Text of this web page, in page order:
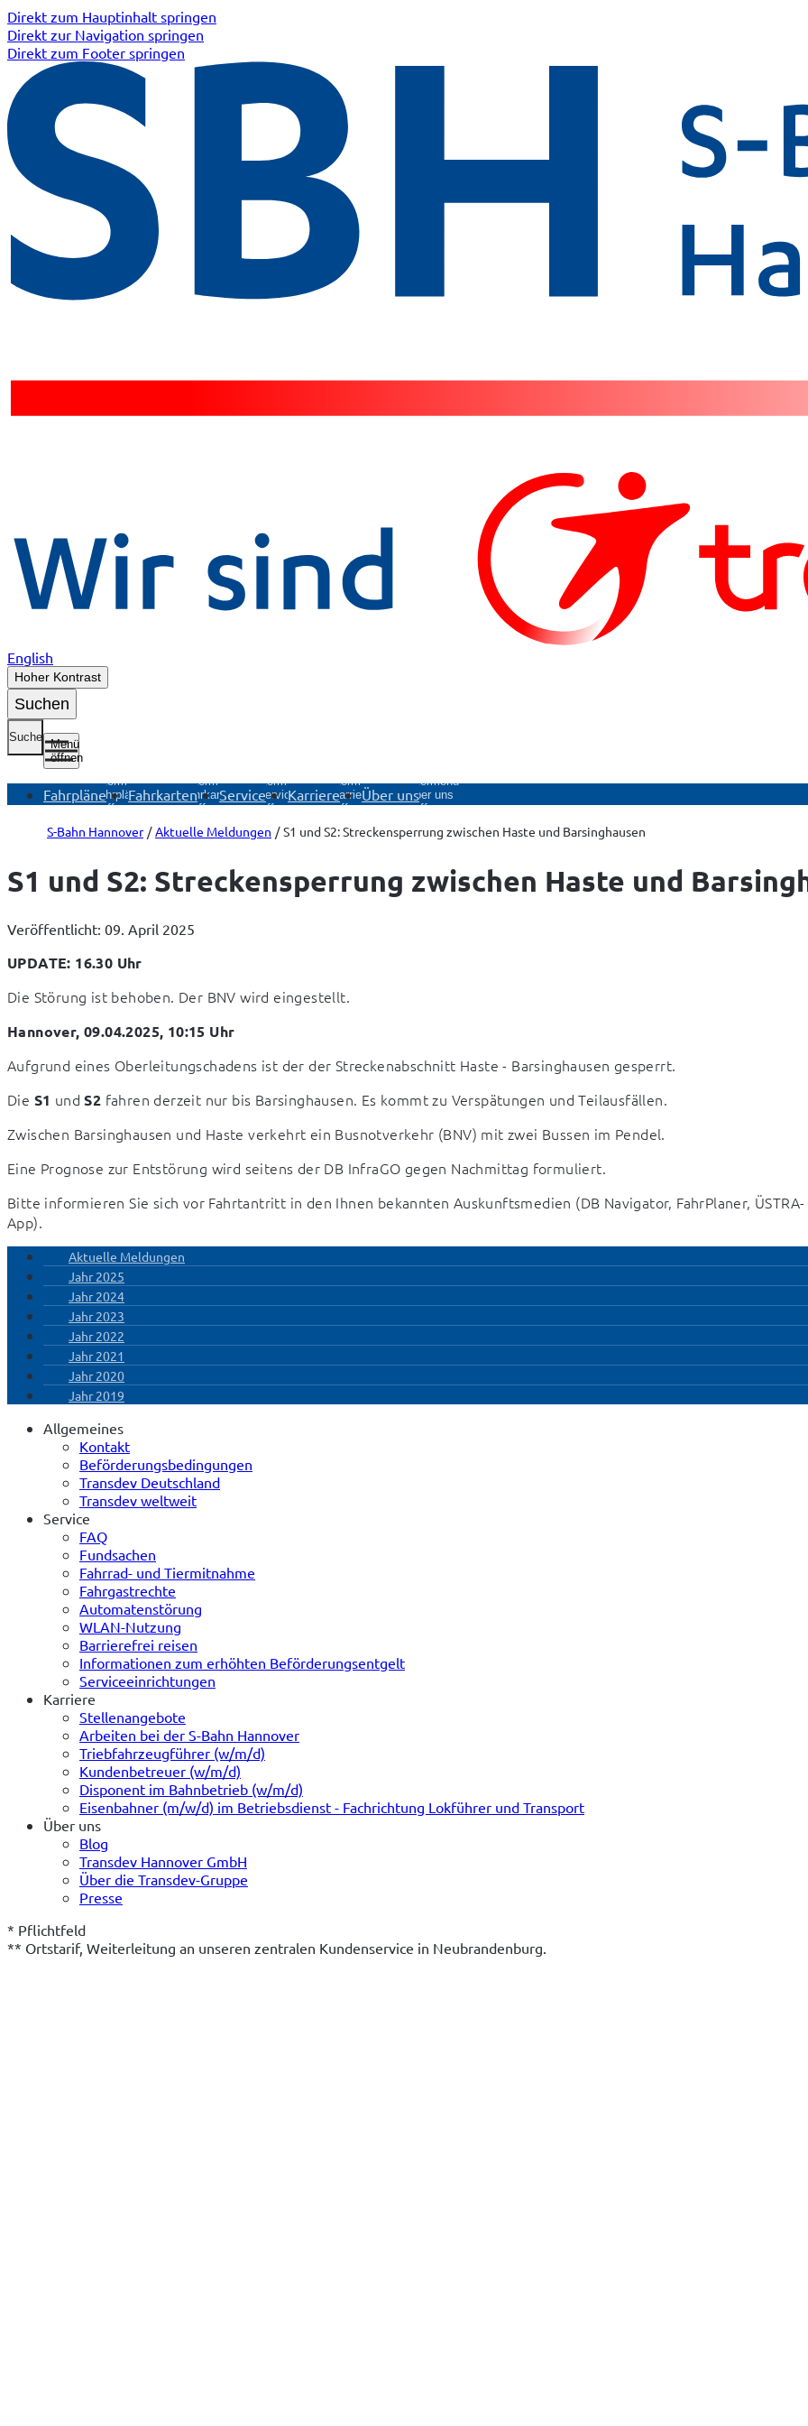
Direkt zum Hauptinhalt springen
Direkt zur Navigation springen
Direkt zum Footer springen
English
Hoher Kontrast
Suchen
Suche
Menü
öffnen
Fahrpläne
Untermenü
Fahrpläne
öffnen
Fahrkarten
Untermenü
Fahrkarten
öffnen
Service
Untermenü
Service
öffnen
Karriere
Untermenü
Karriere
öffnen
Über uns
Untermenü
Über uns
öffnen
S-Bahn Hannover Aktuelle Meldungen S1 und S2: Streckensperrung zwischen Haste und Barsinghausen
S1 und S2: Streckensperrung zwischen Haste und
Veröffentlicht: 09. April 2025
UPDATE: 16.30 Uhr
Die Störung ist behoben. Der BNV wird eingestellt.
Hannover, 09.04.2025, 10:15 Uhr
Aufgrund eines Oberleitungschadens ist der der Streckenabschnitt Haste - Barsinghausen gesperrt.
Die S1 und S2 fahren derzeit nur bis Barsinghausen. Es kommt zu Verspätungen und Teilausfällen.
Zwischen Barsinghausen und Haste verkehrt ein Busnotverkehr (BNV) mit zwei Bussen im Pendel.
Eine Prognose zur Entstörung wird seitens der DB InfraGO gegen Nachmittag formuliert.
Bitte informieren Sie sich vor Fahrtantritt in den Ihnen bekannten Auskunftsmedien (DB Navigator, FahrPlaner, ÜSTRA-
App).
Aktuelle Meldungen
Jahr 2025
Jahr 2024
Jahr 2023
Jahr 2022
Jahr 2021
Jahr 2020
Jahr 2019
Allgemeines
Kontakt
Beförderungsbedingungen
Transdev Deutschland
Transdev weltweit
Service
FAQ
Fundsachen
Fahrrad- und Tiermitnahme
Fahrgastrechte
Automatenstörung
WLAN-Nutzung
Barrierefrei reisen
Informationen zum erhöhten Beförderungsentgelt
Serviceeinrichtungen
Karriere
Stellenangebote
Arbeiten bei der S-Bahn Hannover
Triebfahrzeugführer (w/m/d)
Kundenbetreuer (w/m/d)
Disponent im Bahnbetrieb (w/m/d)
Eisenbahner (m/w/d) im Betriebsdienst - Fachrichtung Lokführer und Transport
Über uns
Blog
Transdev Hannover GmbH
Über die Transdev-Gruppe
Presse
* Pflichtfeld
** Ortstarif, Weiterleitung an unseren zentralen Kundenservice in Neubrandenburg.